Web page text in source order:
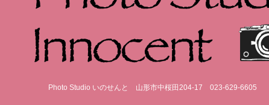
Photo Studio いのせんと 山形市中桜田204-17 023-629-6605